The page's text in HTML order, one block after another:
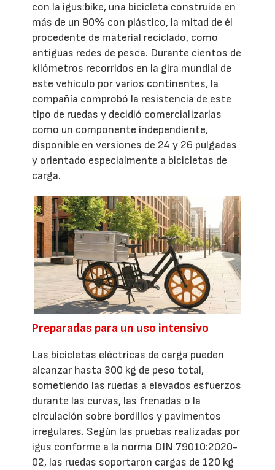
con la igus:bike, una bicicleta construida en
más de un 90% con plástico, la mitad de él
procedente de material reciclado, como
antiguas redes de pesca. Durante cientos de
kilómetros recorridos en la gira mundial de
este vehículo por varios continentes, la
compañía comprobó la resistencia de este
tipo de ruedas y decidió comercializarlas
como un componente independiente,
disponible en versiones de 24 y 26 pulgadas
y orientado especialmente a bicicletas de
carga.
Preparadas para un uso intensivo
Las bicicletas eléctricas de carga pueden
alcanzar hasta 300 kg de peso total,
sometiendo las ruedas a elevados esfuerzos
durante las curvas, las frenadas o la
circulación sobre bordillos y pavimentos
irregulares. Según las pruebas realizadas por
igus conforme a la norma DIN 79010:2020-
02, las ruedas soportaron cargas de 120 kg